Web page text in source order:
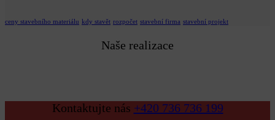
ceny stavebního materiálu kdy stavět rozpočet stavební firma stavební projekt
Naše realizace
Kontaktujte nás +420 736 736 199